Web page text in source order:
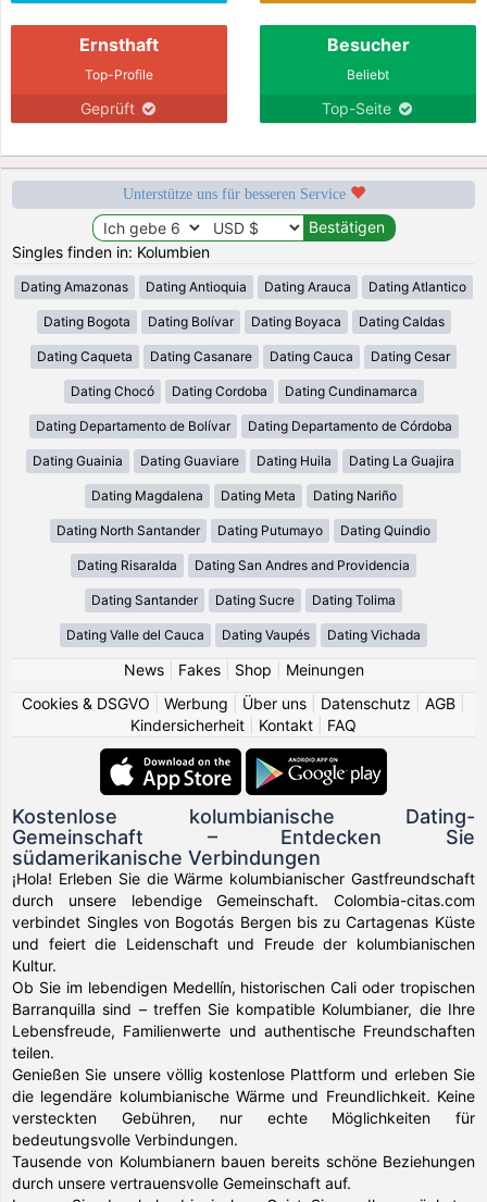
Ernsthaft
Top-Profile
Geprüft
Besucher
Beliebt
Top-Seite
Unterstütze uns für besseren Service
Singles finden in: Kolumbien
Dating Amazonas Dating Antioquia Dating Arauca Dating Atlantico
Dating Bogota Dating Bolívar Dating Boyaca Dating Caldas
Dating Caqueta Dating Casanare Dating Cauca Dating Cesar
Dating Chocó Dating Cordoba Dating Cundinamarca
Dating Departamento de Bolívar Dating Departamento de Córdoba
Dating Guainia Dating Guaviare Dating Huila Dating La Guajira
Dating Magdalena Dating Meta Dating Nariño
Dating North Santander Dating Putumayo Dating Quindio
Dating Risaralda Dating San Andres and Providencia
Dating Santander Dating Sucre Dating Tolima
Dating Valle del Cauca Dating Vaupés Dating Vichada
News| Fakes| Shop
Meinungen
Cookies & DSGVO
Werbung Über uns Datenschutz AGB
Kindersicherheit
Kontakt FAQ
Kostenlose kolumbianische Dating-
Gemeinschaft – Entdecken Sie
südamerikanische Verbindungen
¡Hola! Erleben Sie die Wärme kolumbianischer Gastfreundschaft
durch unsere lebendige Gemeinschaft. Colombia-citas.com
verbindet Singles von Bogotás Bergen bis zu Cartagenas Küste
und feiert die Leidenschaft und Freude der kolumbianischen
Kultur.
Ob Sie im lebendigen Medellín, historischen Cali oder tropischen
Barranquilla sind – treffen Sie kompatible Kolumbianer, die Ihre
Lebensfreude, Familienwerte und authentische Freundschaften
teilen.
Genießen Sie unsere völlig kostenlose Plattform und erleben Sie
die legendäre kolumbianische Wärme und Freundlichkeit. Keine
versteckten Gebühren, nur echte Möglichkeiten für
bedeutungsvolle Verbindungen.
Tausende von Kolumbianern bauen bereits schöne Beziehungen
durch unsere vertrauensvolle Gemeinschaft auf.